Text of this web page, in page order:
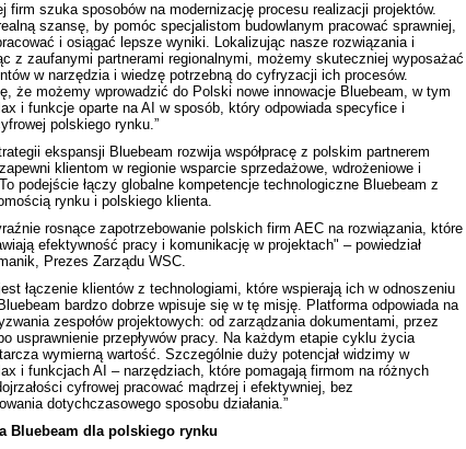
firm szuka sposobów na modernizację procesu realizacji projektów.
szansę, by pomóc specjalistom budowlanym pracować sprawniej,
i osiągać lepsze wyniki. Lokalizując nasze rozwiązania i
z zaufanymi partnerami regionalnymi, możemy skuteczniej wyposażać
w narzędzia i wiedzę potrzebną do cyfryzacji ich procesów.
że możemy wprowadzić do Polski nowe innowacje Bluebeam, w tym
i funkcje oparte na AI w sposób, który odpowiada specyfice i
polskiego rynku.”
ekspansji Bluebeam rozwija współpracę z polskim partnerem
klientom w regionie wsparcie sprzedażowe, wdrożeniowe i
podejście łączy globalne kompetencje technologiczne Bluebeam z
rynku i polskiego klienta.
rosnące zapotrzebowanie polskich firm AEC na rozwiązania, które
efektywność pracy i komunikację w projektach" – powiedział
Prezes Zarządu WSC.
łączenie klientów z technologiami, które wspierają ich w odnoszeniu
bardzo dobrze wpisuje się w tę misję. Platforma odpowiada na
zespołów projektowych: od zarządzania dokumentami, przez
usprawnienie przepływów pracy. Na każdym etapie cyklu życia
wymierną wartość. Szczególnie duży potencjał widzimy w
i funkcjach AI – narzędziach, które pomagają firmom na różnych
cyfrowej pracować mądrzej i efektywniej, bez
dotychczasowego sposobu działania.”
Bluebeam dla polskiego rynku